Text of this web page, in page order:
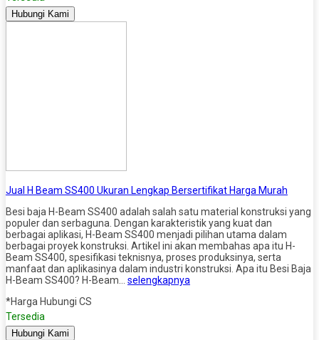
Hubungi Kami
Jual H Beam SS400 Ukuran Lengkap Bersertifikat Harga Murah
Besi baja H-Beam SS400 adalah salah satu material konstruksi yang
populer dan serbaguna. Dengan karakteristik yang kuat dan
berbagai aplikasi, H-Beam SS400 menjadi pilihan utama dalam
berbagai proyek konstruksi. Artikel ini akan membahas apa itu H-
Beam SS400, spesifikasi teknisnya, proses produksinya, serta
manfaat dan aplikasinya dalam industri konstruksi. Apa itu Besi Baja
H-Beam SS400? H-Beam… selengkapnya
*Harga Hubungi CS
Tersedia
Hubungi Kami